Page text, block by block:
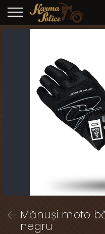
Mănuși moto
negru